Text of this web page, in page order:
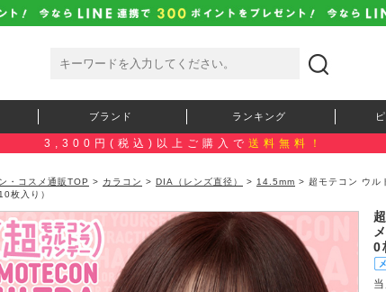
ブランド ランキング
3,300円(税込)以上ご購入で 送料無料！
・コスメ通販TOP > カラコン > DIA（レンズ直径） > 14.5mm > 超モテコン ウル
枚入り）
0